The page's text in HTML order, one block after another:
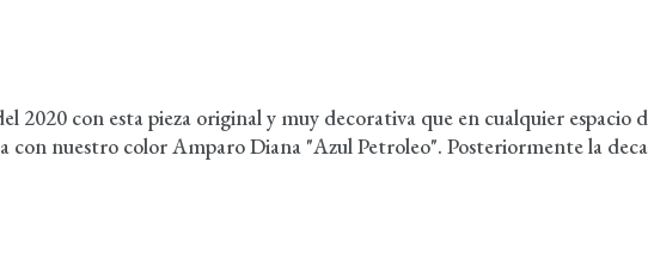
2020 con esta pieza original y muy decorativa que en cualquier espacio
con nuestro color Amparo Diana "Azul Petroleo". Posteriormente la